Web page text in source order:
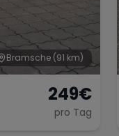
Bramsche (91 km)
249€
pro Tag